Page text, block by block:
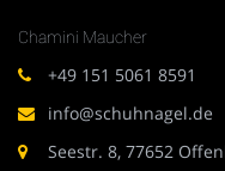
Chamini Maucher
+49 151 5061 8591
info@schuhnagel.de
Seestr. 8, 77652